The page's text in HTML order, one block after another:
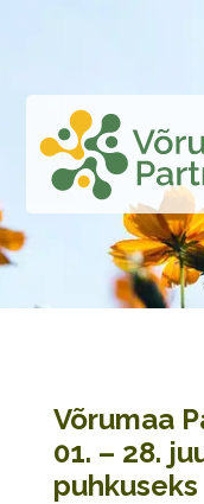
Võrumaa
01. – 28.
puhkuseks